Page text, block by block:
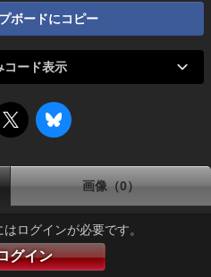
ボードにコピー
コード表示
画像（0）
ログインが必要です。
グイン